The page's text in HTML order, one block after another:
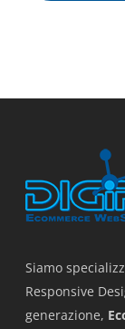
Siamo
Responsive
generazione,